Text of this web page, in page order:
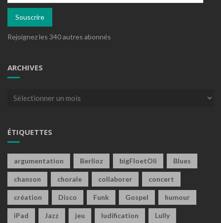
mail
Souscrire
Rejoignez les 340 autres abonnés
ARCHIVES
Archives
ÉTIQUETTES
argumentation Berlioz bigFloetOli Blues
chanson chorale collaborer concert
création Disco Funk Gospel humour
iPad Jazz jeu ludification Lully